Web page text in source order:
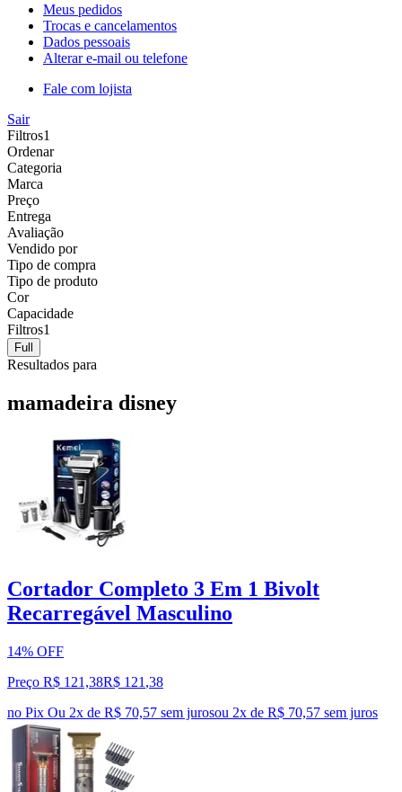
Meus pedidos
Trocas e cancelamentos
Dados pessoais
Alterar e-mail ou telefone
Fale com lojista
Sair
Filtros1
Ordenar
Categoria
Marca
Preço
Entrega
Avaliação
Vendido por
Tipo de compra
Tipo de produto
Cor
Capacidade
Filtros1
Full
Resultados para
mamadeira disney
Cortador Completo 3 Em 1 Bivolt
Recarregável Masculino
14% OFF
Preço R$ 121,38R$ 121 ,38
no Pix Ou 2x de R$ 70,57 sem jurosou 2x de R$ 70,57 sem juros